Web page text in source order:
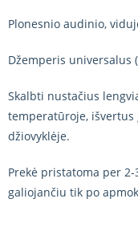
Plonesnio audinio,
Džemperis universalus
Skalbti nustačius
temperatūroje,
džiovyklėje.
Prekė pristatoma per 2-
galiojančiu tik po